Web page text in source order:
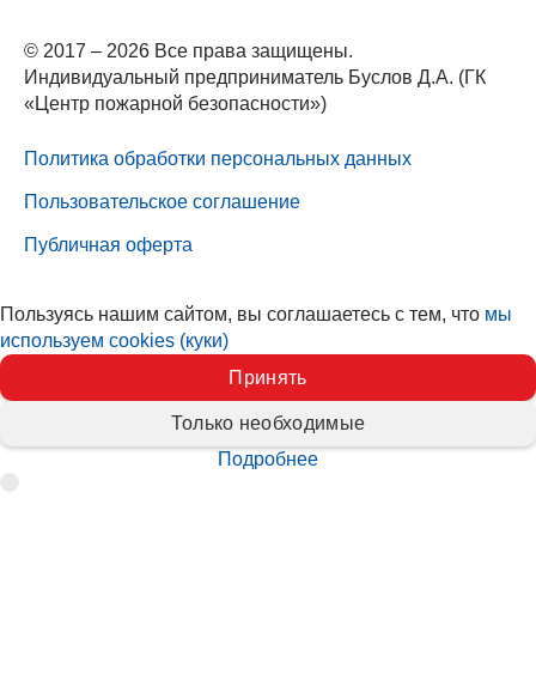
© 2017 – 2026 Все права защищены.
Индивидуальный предприниматель Буслов Д.А. (ГК
«Центр пожарной безопасности»)
Политика обработки персональных данных
Пользовательское соглашение
Публичная оферта
Пользуясь нашим сайтом, вы соглашаетесь с тем, что мы
используем cookies (куки)
Принять
Только необходимые
Подробнее